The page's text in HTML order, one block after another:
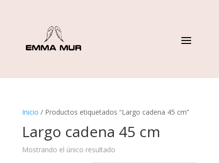
Inicio / Productos etiquetados “Largo cadena 45 cm”
Largo cadena 45 cm
Mostrando el único resultado